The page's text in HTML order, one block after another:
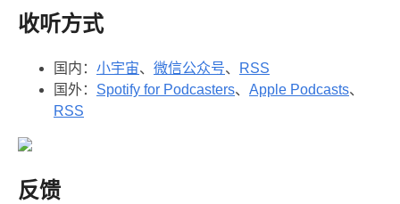
收听方式
国内： 小宇宙、 微信公众号、
RSS
国外： Spotify for Podcasters、 Apple Podcasts、
RSS
反馈